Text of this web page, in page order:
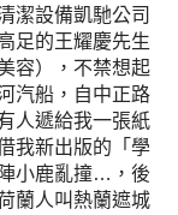
潔設備凱馳公司
足的王耀慶先生
容），不禁想起
汽船，自中正路
人遞給我一張紙
我新出版的「學
小鹿亂撞…，後
蘭人叫熱蘭遮城